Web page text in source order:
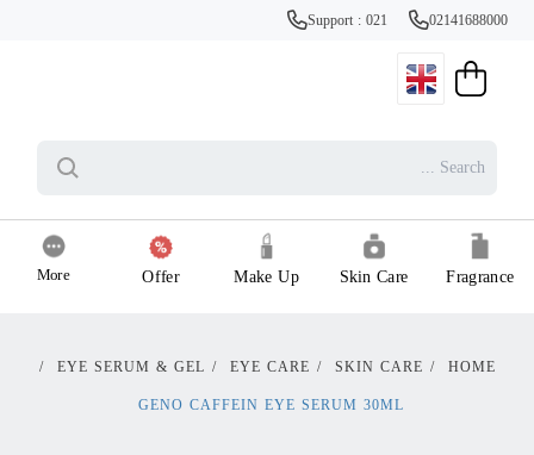
Support : 021 02141688000
Fragrance
Skin Care
Make Up
Offer
More
HOME
/
SKIN CARE
/
EYE CARE
/
EYE SERUM & GEL
/
GENO CAFFEIN EYE SERUM 30ML